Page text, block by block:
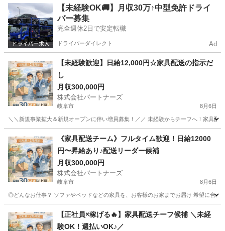
中津川市 倉庫管理
【未経験OK🚚】月収30万↑中型免許ドライ
バー募集
完全週休2日で安定転職
ドライバーダイレクト Ad
【未経験歓迎】日給12,000円☆家具配送の指示だ
し
月収300,000円
株式会社パートナーズ
岐阜市 8月6日
＼＼新規事業拡大＆新規オープンに伴い増員募集！／／ 未経験からチーフへ！家具
配送 未経験
《家具配送チーム》フルタイム歓迎！日給12000
円〜昇給あり♪配送リーダー候補
月収300,000円
株式会社パートナーズ
岐阜市 8月6日
◎どんなお仕事？ ソファやベッドなどの家具を、お客様のお家までお届け 希望に合
配送 未経験
【正社員×稼げる🔥】家具配送チーフ候補 ＼未経
験OK！週払いOK♪／